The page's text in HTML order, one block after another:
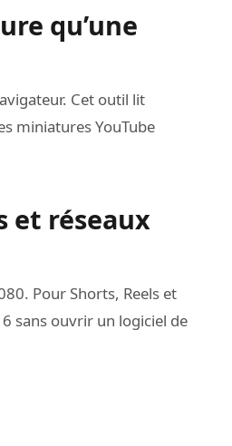
qu’une
Cet outil lit
miniatures YouTube
et réseaux
Pour Shorts, Reels et
sans ouvrir un logiciel de